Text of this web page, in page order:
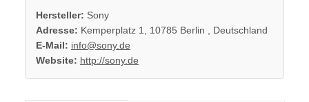
Hersteller: Sony
Adresse: Kemperplatz 1, 10785 Berlin , Deutschland
E-Mail: info@sony.de
Website: http://sony.de